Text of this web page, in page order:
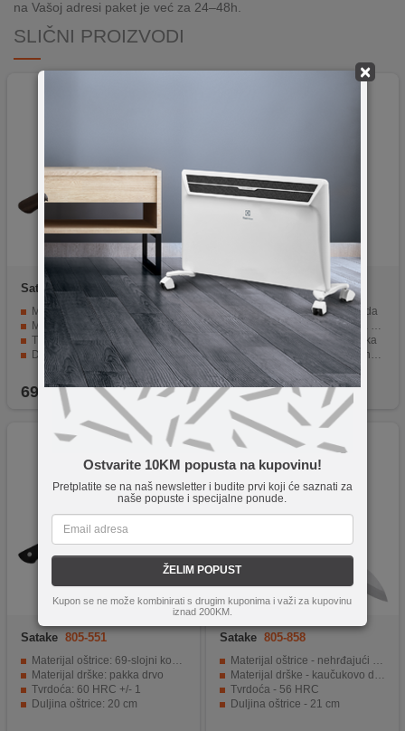
×
Ostvarite 10KM popusta na kupovinu!
Pretplatite se na naš newsletter i budite prvi koji će saznati za
naše popuste i specijalne ponude.
ŽELIM POPUST
Kupon se ne može kombinirati s drugim kuponima i važi za kupovinu
iznad 200KM.
na Vašoj adresi paket je već za 24–48h.
SLIČNI PROIZVODI
Satake 803-762
Materijal oštrice: nehrđajući čelik U420J2 (Nippon Koshuha)
Materijal drške: prirodno drvo
Tvrdoća: 56 HRC
Duljina oštrice: 20 cm
Savršen izbor za kućnu i profesionalnu upotrebu
69,90KM
Zilan ZLN1610
Set retro noževa od 6 komada
Mekano postolje ugodno na dodir
Noževi od nehrđajućeg čelika
Ergonomska ručka za sigurnu upotrebu
Proizvod koji se može prati u perilici posuđa
39,50KM
Satake 805-551
Materijal oštrice: 69-slojni kovani damaščanski čelik (MVS10Cob)
Materijal drške: pakka drvo
Tvrdoća: 60 HRC +/- 1
Duljina oštrice: 20 cm
Satake 805-858
Materijal oštrice - nehrđajući čelik U420J2 (Nippon Koshuha)
Materijal drške - kaučukovo drvo
Tvrdoća - 56 HRC
Duljina oštrice - 21 cm